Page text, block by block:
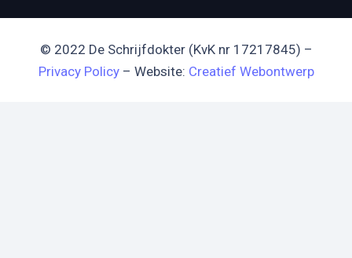
© 2022 De Schrijfdokter (KvK nr 17217845) –
Privacy Policy– Website: Creatief Webontwerp